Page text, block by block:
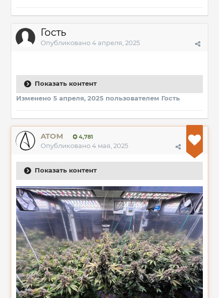
Гость
Опубликовано4 апреля, 2025
Показать контент
Изменено 5 апреля, 2025 пользователем Гость
ATOM 4,781
Опубликовано4 мая, 2025
Показать контент